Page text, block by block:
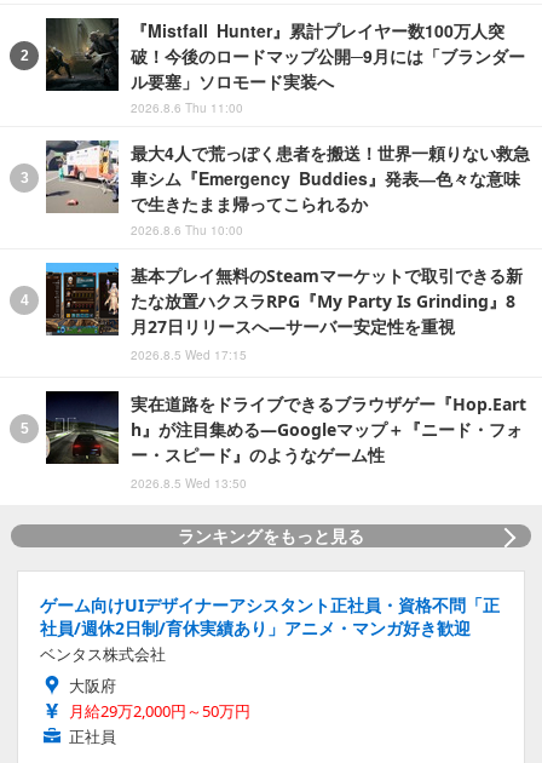
『Mistfall Hunter』累計プレイヤー数100万人突
破！今後のロードマップ公開─9月には「ブランダー
ル要塞」ソロモード実装へ
2026.8.6 Thu 11:00
最大4人で荒っぽく患者を搬送！世界一頼りない救急
車シム『Emergency Buddies』発表―色々な意味
で生きたまま帰ってこられるか
2026.8.6 Thu 10:00
基本プレイ無料のSteamマーケットで取引できる新
たな放置ハクスラRPG『My Party Is Grinding』8
月27日リリースへ―サーバー安定性を重視
2026.8.5 Wed 17:15
実在道路をドライブできるブラウザゲー『Hop.Eart
h』が注目集める―Googleマップ＋『ニード・フォ
ー・スピード』のようなゲーム性
2026.8.5 Wed 13:50
ランキングをもっと見る
ゲーム向けUIデザイナーアシスタント正社員・資格不問「正
社員/週休2日制/育休実績あり」アニメ・マンガ好き歓迎
ベンタス株式会社
大阪府
月給29万2,000円～50万円
正社員